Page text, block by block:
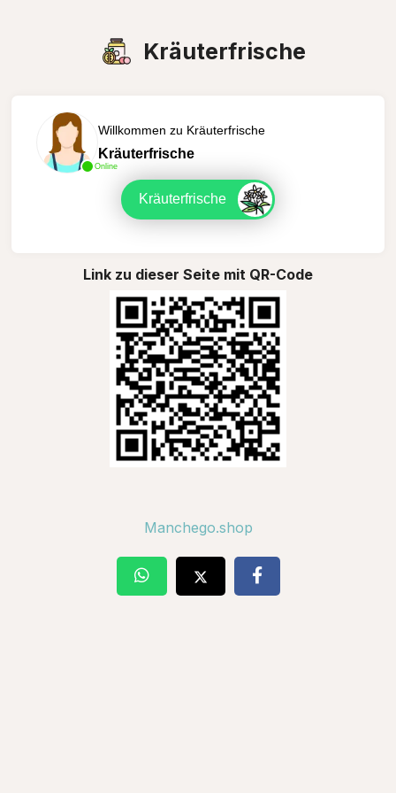
Kräuterfrische
Online
Willkommen zu Kräuterfrische
Kräuterfrische
Kräuterfrische
Link zu dieser Seite mit QR-Code
Manchego.shop